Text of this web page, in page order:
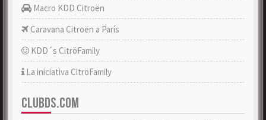
Macro KDD Citroën
Caravana Citroën a París
KDD´s CitröFamily
La iniciativa CitröFamily
CLUBDS.COM